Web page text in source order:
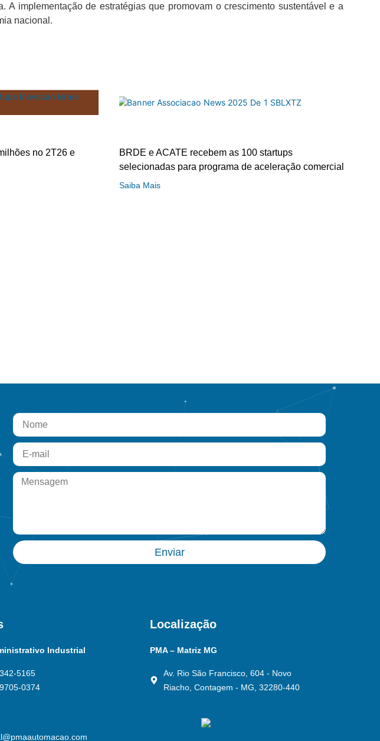
implementação de estratégias que promovam o crescimento sustentável e a
nacional.
no 2T26 e
BRDE e ACATE recebem as 100 startups
selecionadas para programa de aceleração comercial
Saiba Mais
Enviar
Industrial
5165
0374
Localização
PMA – Matriz MG
Av. Rio São Francisco, 604 - Novo
Riacho, Contagem - MG, 32280-440